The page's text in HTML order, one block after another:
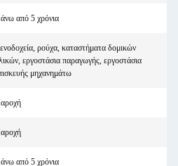
από 5 χρόνια
ρούχα, καταστήματα δομικών
εργοστάσια παραγωγής, εργοστάσια
μηχανημάτω
από 5 χρόνια